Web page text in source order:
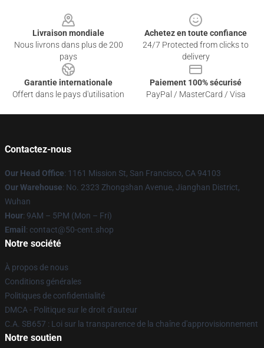
Livraison mondiale
Nous livrons dans plus de 200
pays
Achetez en toute confiance
24/7 Protected from clicks to
delivery
Garantie internationale
Offert dans le pays d'utilisation
Paiement 100% sécurisé
PayPal / MasterCard / Visa
Contactez-nous
Our Head Office: 1161 Mission St, San Francisco, CA 94103
Our Warehouse: No. 2323 Zhongshan Avenue, Jianghan District,
Wuhan
Hour: 9AM – 5PM (Mon – Fri)
Email : contact@50-cent.shop
Notre société
À propos de nous
Conditions générales
Politiques de confidentialité
DMCA - Politique sur le droit d'auteur
C.A. SB657 : Loi sur la transparence de la chaîne d'approvisionnement
Notre soutien